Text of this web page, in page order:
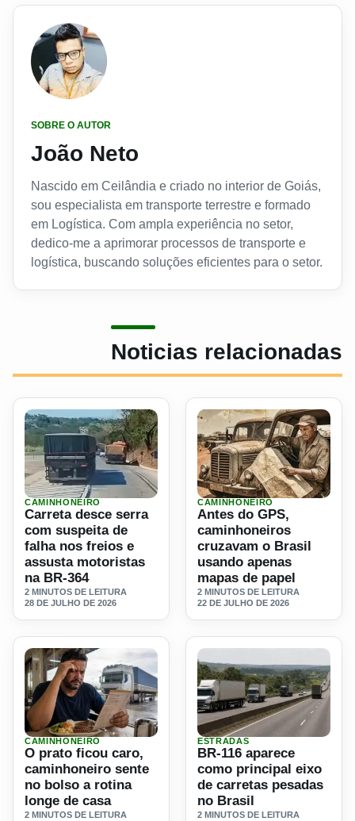
SOBRE O AUTOR
João Neto
Nascido em Ceilândia e criado no interior de Goiás,
sou especialista em transporte terrestre e formado
em Logística. Com ampla experiência no setor,
dedico-me a aprimorar processos de transporte e
logística, buscando soluções eficientes para o setor.
Noticias relacionadas
Ler materia: Carreta desce serra com suspeita de falha
CAMINHONEIRO
Carreta desce serra
com suspeita de
falha nos freios e
assusta motoristas
na BR-364
2 MINUTOS DE LEITURA
28 DE JULHO DE 2026
Ler materia: Antes do
CAMINHONEIRO
Antes do GPS,
caminhoneiros
cruzavam o Brasil
usando apenas
mapas de papel
2 MINUTOS DE LEITURA
22 DE JULHO DE 2026
Ler materia: O prato ficou caro, caminhoneiro sente no
CAMINHONEIRO
O prato ficou caro,
caminhoneiro sente
no bolso a rotina
longe de casa
2 MINUTOS DE LEITURA
Ler materia: BR-116
ESTRADAS
BR-116 aparece
como principal eixo
de carretas pesadas
no Brasil
2 MINUTOS DE LEITURA